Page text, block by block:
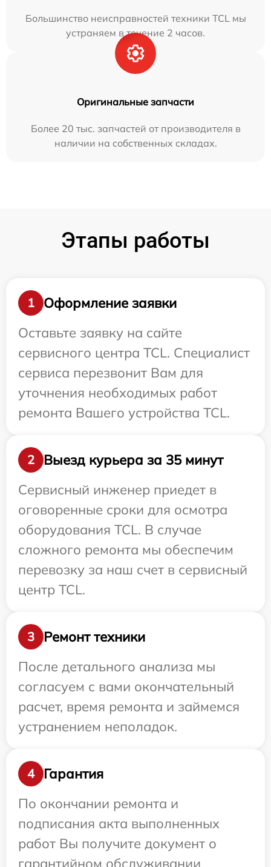
Большинство неисправностей техники TCL мы
устраняем в течение 2 часов.
Оригинальные запчасти
Более 20 тыс. запчастей от производителя в
наличии на собственных складах.
Этапы работы
1
Оформление заявки
Оставьте заявку на сайте
сервисного центра TCL. Специалист
сервиса перезвонит Вам для
уточнения необходимых работ
ремонта Вашего устройства TCL.
2
Выезд курьера за 35 минут
Сервисный инженер приедет в
оговоренные сроки для осмотра
оборудования TCL. В случае
сложного ремонта мы обеспечим
перевозку за наш счет в сервисный
центр TCL.
3
Ремонт техники
После детального анализа мы
согласуем с вами окончательный
расчет, время ремонта и займемся
устранением неполадок.
4
Гарантия
По окончании ремонта и
подписания акта выполненных
работ Вы получите документ о
гарантийном обслуживании